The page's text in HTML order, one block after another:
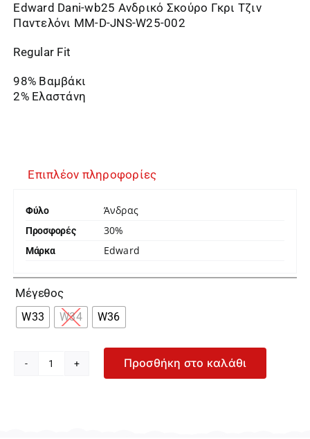
Edward Dani-wb25 Ανδρικό Σκούρο Γκρι Τζιν
Παντελόνι MM-D-JNS-W25-002
Regular Fit
98% Βαμβάκι
2% Ελαστάνη
Επιπλέον πληροφορίες
Φύλο Άνδρας
Προσφορές 30%
Μάρκα Edward
Μέγεθος
W33 W34 W36
Edward
Προσθήκη στο καλάθι